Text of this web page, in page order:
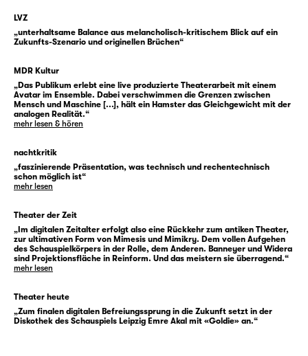
Hinterlassenschaften: Textnachrichten,
Voicemails, gepostete Bilder. Und eine gut
Charakter anhand dieses Materials
fortschreibt.
So bekommt diese Liebe eine zweite Chance
und kämpft dennoch mit Herausforderungen.
Ende die wahre, wo sich verschiedene Bilder
vom selben Moment gegenüberstehen? Der
Hamster Goldie meint auf jeden Fall: seine
alleine er den Überblick. Er schreibt seine
Version der Geschichte und erzählt von der
Beziehung, die zwei ganz verschieden
erlebten.
Mit „Goldie. Ein digitales Requiem“ schreibt
und inszeniert Emre Akal die Fortsetzung
LVZ
„unterhaltsame Balance aus melancholisch-kritischem Blick auf ein
Zukunfts-Szenario und originellen Brüchen“
MDR Kultur
„Das Publikum erlebt eine live produzierte Theaterarbeit mit einem
Avatar im Ensemble. Dabei verschwimmen die Grenzen zwischen
Mensch und Maschine [...], hält ein Hamster das Gleichgewicht mit der
analogen Realität.“
mehr lesen & hören
nachtkritik
„faszinierende Präsentation, was technisch und rechentechnisch
schon möglich ist“
mehr lesen
Theater der Zeit
„Im digitalen Zeitalter erfolgt also eine Rückkehr zum antiken Theater,
zur ultimativen Form von Mimesis und Mimikry. Dem vollen Aufgehen
des Schauspielkörpers in der Rolle, dem Anderen. Banneyer und Widera
sind Projektionsfläche in Reinform. Und das meistern sie überragend.“
mehr lesen
Theater heute
„Zum finalen digitalen Befreiungssprung in die Zukunft setzt in der
Diskothek des Schauspiels Leipzig Emre Akal mit «Goldie» an.“